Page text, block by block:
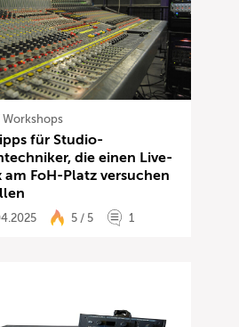
Workshops
für Studio-
die einen Live-
am FoH-Platz versuchen
5 / 5 1